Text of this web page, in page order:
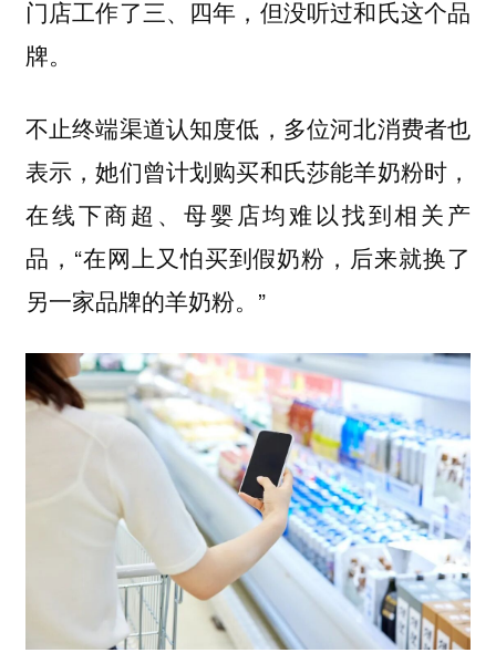
门店工作了三、四年，但没听过和氏这个品
牌。
不止终端渠道认知度低，多位河北消费者也
表示，她们曾计划购买和氏莎能羊奶粉时，
在线下商超、母婴店均难以找到相关产
品，“在网上又怕买到假奶粉，后来就换了
另一家品牌的羊奶粉。”